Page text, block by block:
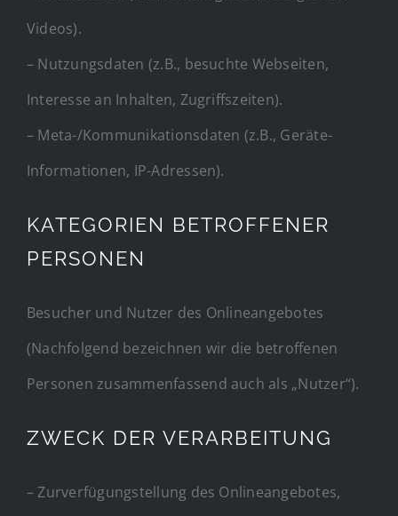
Videos).
– Nutzungsdaten (z.B., besuchte Webseiten,
Interesse an Inhalten, Zugriffszeiten).
– Meta-/Kommunikationsdaten (z.B., Geräte-
Informationen, IP-Adressen).
KATEGORIEN BETROFFENER
PERSONEN
Besucher und Nutzer des Onlineangebotes
(Nachfolgend bezeichnen wir die betroffenen
Personen zusammenfassend auch als „Nutzer“).
ZWECK DER VERARBEITUNG
– Zurverfügungstellung des Onlineangebotes,